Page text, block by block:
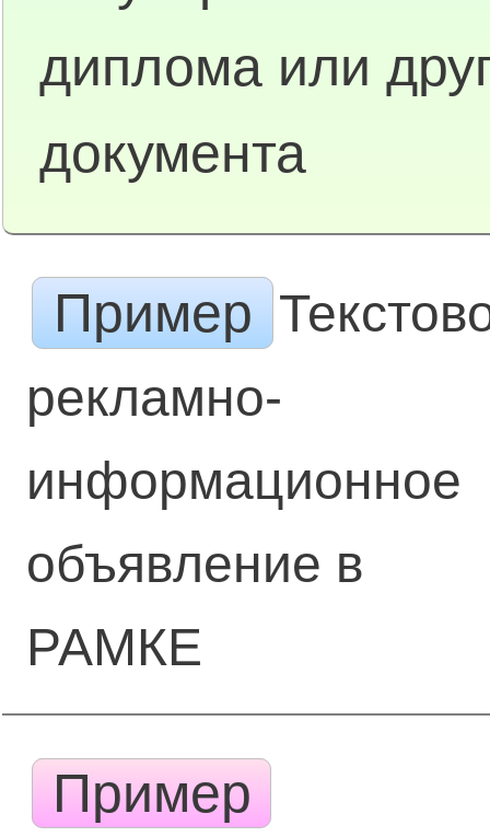
диплома или
документа
Пример
рекламно-
информационное
объявление в
РАМКЕ
Пример